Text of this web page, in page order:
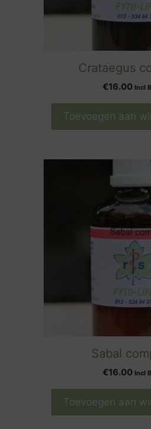
Crataegus
€16.00 Incl
Toevoegen aan
Sabal
€16.00 Incl
Toevoegen aan